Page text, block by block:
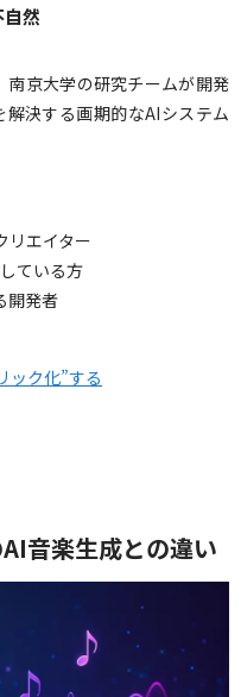
然
京大学の研究チームが開発
解決する画期的なAIシステム
リエイター
ている方
開発者
ック化”する
音楽生成との違い